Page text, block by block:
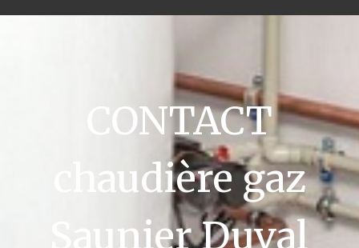
CONTACT
chaudière gaz
Saunier Duval